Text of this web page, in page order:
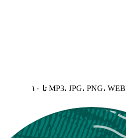
فرمت‌های MP3، JPG، PNG، WEBP، MP4، MKV تا ۱۰